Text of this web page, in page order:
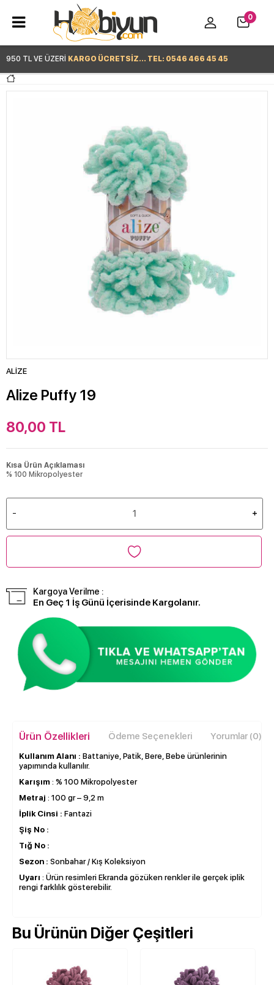
950 TL VE ÜZERİ KARGO ÜCRETSİZ... TEL: 0546 466 45 45
0
ALİZE
Alize Puffy 19
80,00 TL
Kısa Ürün Açıklaması
% 100 Mikropolyester
Kargoya Verilme :
En Geç 1 İş Günü İçerisinde Kargolanır.
Ürün Özellikleri Ödeme Seçenekleri Yorumlar (0)
Kullanım Alanı : Battaniye, Patik, Bere, Bebe ürünlerinin
yapımında kullanılır.
Karışım : % 100 Mikropolyester
Metraj : 100 gr – 9,2 m
İplik Cinsi : Fantazi
Şiş No :
Tığ No :
Sezon : Sonbahar / Kış Koleksiyon
Uyarı : Ürün resimleri Ekranda gözüken renkler ile gerçek iplik
rengi farklılık gösterebilir.
Bu Ürünün Diğer Çeşitleri